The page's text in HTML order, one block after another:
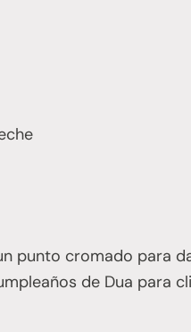
punto cromado para
de Dua para